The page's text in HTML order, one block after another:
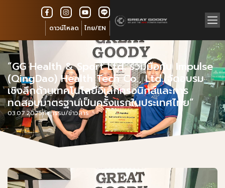
ดาวน์โหลด ไทย/EN
“GG Health & Sport Ltd. ร่วมมือกับ Impulse
(QingDao) Health Tech Co., Ltd. จัดอบรม
เชิงลึกด้านเทคโนโลยีอิเล็กทรอนิกส์และการ
ทดสอบมาตรฐานเป็นครั้งแรกในประเทศไทย”
03.07.2025กิจกรรม/ข่าวสาร